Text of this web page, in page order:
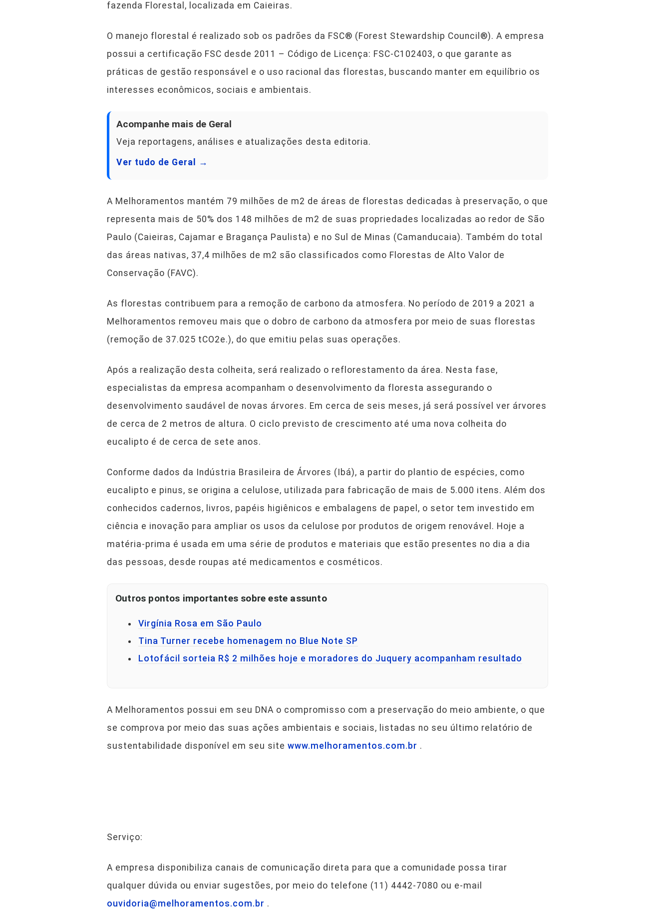
fazenda Florestal, localizada em Caieiras.
O manejo florestal é realizado sob os padrões da FSC® (Forest Stewardship Council®). A empresa
possui a certificação FSC desde 2011 – Código de Licença: FSC-C102403, o que garante as
práticas de gestão responsável e o uso racional das florestas, buscando manter em equilíbrio os
interesses econômicos, sociais e ambientais.
Acompanhe mais de Geral
Veja reportagens, análises e atualizações desta editoria.
Ver tudo de Geral →
A Melhoramentos mantém 79 milhões de m2 de áreas de florestas dedicadas à preservação, o que
representa mais de 50% dos 148 milhões de m2 de suas propriedades localizadas ao redor de São
Paulo (Caieiras, Cajamar e Bragança Paulista) e no Sul de Minas (Camanducaia). Também do total
das áreas nativas, 37,4 milhões de m2 são classificados como Florestas de Alto Valor de
Conservação (FAVC).
As florestas contribuem para a remoção de carbono da atmosfera. No período de 2019 a 2021 a
Melhoramentos removeu mais que o dobro de carbono da atmosfera por meio de suas florestas
(remoção de 37.025 tCO2e.), do que emitiu pelas suas operações.
Após a realização desta colheita, será realizado o reflorestamento da área. Nesta fase,
especialistas da empresa acompanham o desenvolvimento da floresta assegurando o
desenvolvimento saudável de novas árvores. Em cerca de seis meses, já será possível ver árvores
de cerca de 2 metros de altura. O ciclo previsto de crescimento até uma nova colheita do
eucalipto é de cerca de sete anos.
Conforme dados da Indústria Brasileira de Árvores (Ibá), a partir do plantio de espécies, como
eucalipto e pinus, se origina a celulose, utilizada para fabricação de mais de 5.000 itens. Além dos
conhecidos cadernos, livros, papéis higiênicos e embalagens de papel, o setor tem investido em
ciência e inovação para ampliar os usos da celulose por produtos de origem renovável. Hoje a
matéria-prima é usada em uma série de produtos e materiais que estão presentes no dia a dia
das pessoas, desde roupas até medicamentos e cosméticos.
Outros pontos importantes sobre este assunto
Virgínia Rosa em São Paulo
Tina Turner recebe homenagem no Blue Note SP
Lotofácil sorteia R$ 2 milhões hoje e moradores do Juquery acompanham resultado
A Melhoramentos possui em seu DNA o compromisso com a preservação do meio ambiente, o que
se comprova por meio das suas ações ambientais e sociais, listadas no seu último relatório de
sustentabilidade disponível em seu site www.melhoramentos.com.br .
Serviço:
A empresa disponibiliza canais de comunicação direta para que a comunidade possa tirar
qualquer dúvida ou enviar sugestões, por meio do telefone (11) 4442-7080 ou e-mail
ouvidoria@melhoramentos.com.br .